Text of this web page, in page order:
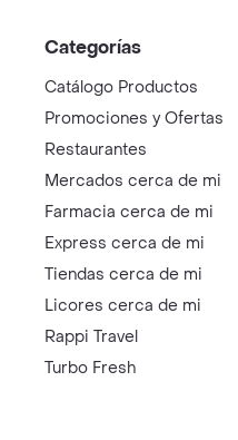
Categorías
Catálogo Productos
Promociones y Ofertas
Restaurantes
Mercados cerca de mi
Farmacia cerca de mi
Express cerca de mi
Tiendas cerca de mi
Licores cerca de mi
Rappi Travel
Turbo Fresh